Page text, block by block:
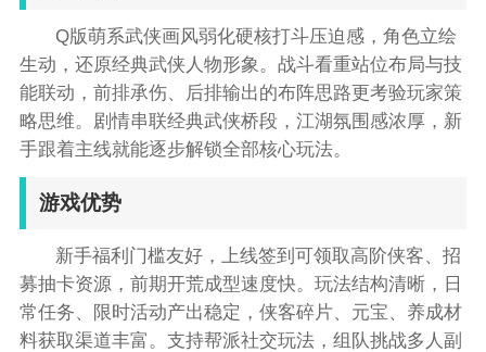
Q版萌系武侠画风弱化硬核打斗压迫感，角色立绘
生动，还原经典武侠人物形象。战斗看重站位布局与技
能联动，前排承伤、后排输出的布阵思路更考验玩家策
略思维。剧情串联经典武侠桥段，江湖氛围感浓厚，新
手跟着主线就能逐步解锁全部核心玩法。
游戏优势
新手福利门槛友好，上线签到可领取高阶侠客、招
募抽卡资源，前期开荒成型速度快。玩法结构清晰，日
常任务、限时活动产出稳定，侠客碎片、元宝、养成材
料获取渠道丰富。支持帮派社交玩法，组队挑战多人副